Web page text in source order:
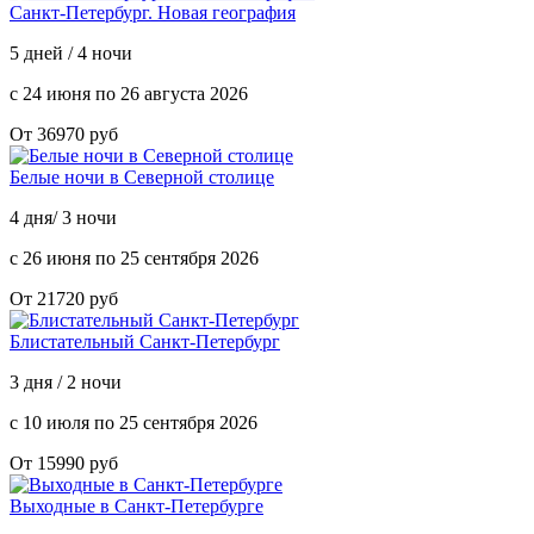
Санкт-Петербург. Новая география
5 дней / 4 ночи
с 24 июня по 26 августа 2026
От 36970 руб
Белые ночи в Северной столице
4 дня/ 3 ночи
с 26 июня по 25 сентября 2026
От 21720 руб
Блистательный Санкт-Петербург
3 дня / 2 ночи
с 10 июля по 25 сентября 2026
От 15990 руб
Выходные в Санкт-Петербурге